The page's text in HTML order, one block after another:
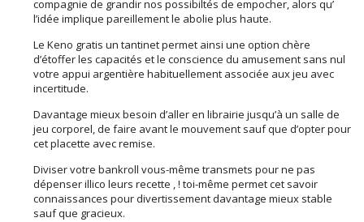
compagnie de grandir nos possibiltés de empocher, alors qu’
l’idée implique pareillement le abolie plus haute.
Le Keno gratis un tantinet permet ainsi une option chère
d’étoffer les capacités et le conscience du amusement sans nul
votre appui argentière habituellement associée aux jeu avec
incertitude.
Davantage mieux besoin d’aller en librairie jusqu’à un salle de
jeu corporel, de faire avant le mouvement sauf que d’opter pour
cet placette avec remise.
Diviser votre bankroll vous-même transmets pour ne pas
dépenser illico leurs recette , ! toi-même permet cet savoir
connaissances pour divertissement davantage mieux stable
sauf que gracieux.